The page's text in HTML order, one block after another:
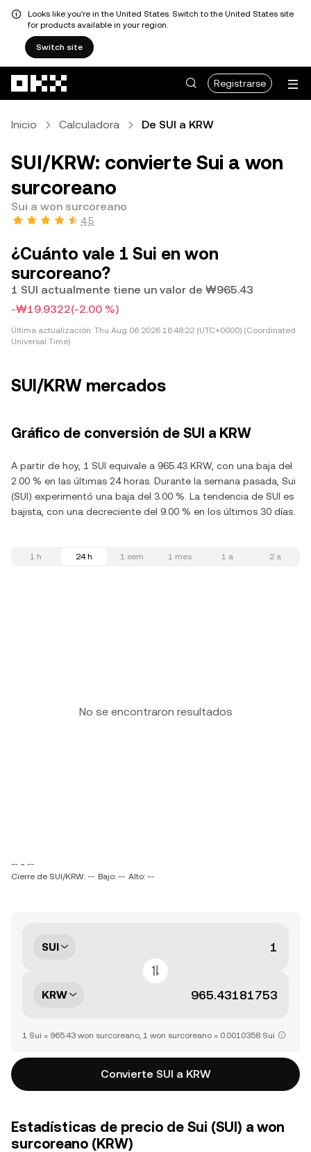
Looks like you're in the United States. Switch to the United States site
for products available in your region.
Switch site
Registrarse
Inicio Calculadora De SUI a KRW
SUI/KRW: convierte Sui a won
surcoreano
Sui a won surcoreano
4.5
¿Cuánto vale 1 Sui en won
surcoreano?
1 SUI actualmente tiene un valor de ₩965.43
-₩19.9322(-2.00 %)
Última actualización: Thu Aug 06 2026 16:48:22 (UTC+0000) (Coordinated
Universal Time)
SUI/KRW mercados
Gráfico de conversión de SUI a KRW
A partir de hoy, 1 SUI equivale a 965.43 KRW, con una baja del
2.00 % en las últimas 24 horas. Durante la semana pasada, Sui
(SUI) experimentó una baja del 3.00 %. La tendencia de SUI es
bajista, con una decreciente del 9.00 % en los últimos 30 días.
1 h 24 h 1 sem 1 mes 1 a 2 a
No se encontraron resultados
-- ~ --
Cierre de SUI/KRW: -- Bajo: -- Alto: --
SUI
KRW
1 Sui = 965.43 won surcoreano, 1 won surcoreano = 0.0010358 Sui
Convierte SUI a KRW
Estadísticas de precio de Sui (SUI) a won
surcoreano (KRW)